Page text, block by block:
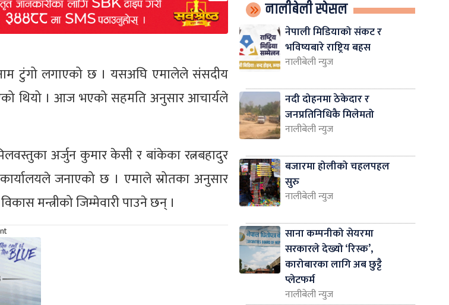
टुंगो लगाएको छ । यसअघि एमालेले संसदीय
थियो । आज भएको सहमति अनुसार आचार्यले
अर्जुन कुमार केसी र बांकेका रत्नबहादुर
जनाएको छ । एमाले स्रोतका अनुसार
मन्त्रीको जिम्मेवारी पाउने छन् ।
नालीबेली स्पेसल
नेपाली मिडियाको संकट र
भविष्यबारे राष्ट्रिय बहस
नालीबेली न्युज
नदी दोहनमा ठेकेदार र
जनप्रतिनिधिकै मिलेमतो
नालीबेली न्युज
बजारमा होलीको चहलपहल
सुरु
नालीबेली न्युज
साना कम्पनीको सेयरमा
सरकारले देख्यो ‘रिस्क’,
कारोबारका लागि अब छुट्टै
प्लेटफर्म
नालीबेली न्युज